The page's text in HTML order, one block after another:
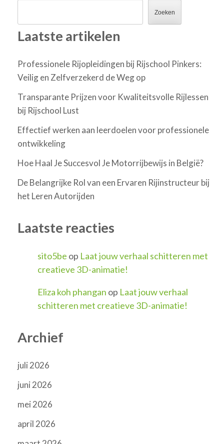
Zoeken
Laatste artikelen
Professionele Rijopleidingen bij Rijschool Pinkers:
Veilig en Zelfverzekerd de Weg op
Transparante Prijzen voor Kwaliteitsvolle Rijlessen
bij Rijschool Lust
Effectief werken aan leerdoelen voor professionele
ontwikkeling
Hoe Haal Je Succesvol Je Motorrijbewijs in België?
De Belangrijke Rol van een Ervaren Rijinstructeur bij
het Leren Autorijden
Laatste reacties
sito5be op Laat jouw verhaal schitteren met
creatieve 3D-animatie!
Eliza koh phangan op Laat jouw verhaal
schitteren met creatieve 3D-animatie!
Archief
juli 2026
juni 2026
mei 2026
april 2026